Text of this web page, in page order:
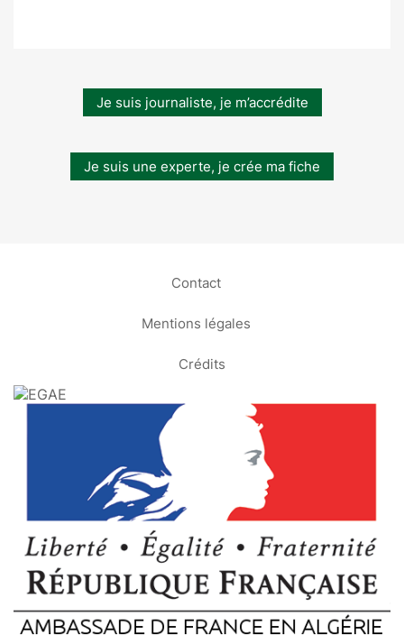
Je suis journaliste, je m’accrédite
Je suis une experte, je crée ma fiche
Contact
Mentions légales
Crédits